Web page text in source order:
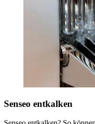
Senseo entkalken